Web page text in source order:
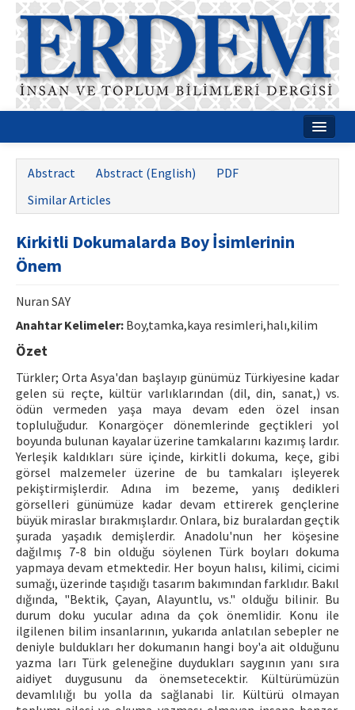
Journal Boards
Guides
Contact Us
ISSN: 1010-867X · e-ISSN: 2667-8713
Abstract Abstract (English)
PDF
Similar Articles
Kirkitli Dokumalarda Boy İsimlerinin
Önem
Nuran SAY
Anahtar Kelimeler: Boy,tamka,kaya resimleri,halı,kilim
Özet
Türkler; Orta Asya'dan başlayıp günümüz Türkiyesine kadar
gelen sü reçte, kültür varlıklarından (dil, din, sanat,) vs.
ödün vermeden yaşa maya devam eden özel insan
topluluğudur. Konargöçer dönemlerinde geçtikleri yol
boyunda bulunan kayalar üzerine tamkalarını kazımış lardır.
Yerleşik kaldıkları süre içinde, kirkitli dokuma, keçe, gibi
görsel malzemeler üzerine de bu tamkaları işleyerek
pekiştirmişlerdir. Adına im bezeme, yanış dedikleri
görselleri günümüze kadar devam ettirerek gençlerine
büyük miraslar bırakmışlardır. Onlara, biz buralardan geçtik
şurada yaşadık demişlerdir. Anadolu'nun her köşesine
dağılmış 7-8 bin olduğu söylenen Türk boyları dokuma
yapmaya devam etmektedir. Her boyun halısı, kilimi, cicimi
sumağı, üzerinde taşıdığı tasarım bakımından farklıdır. Bakıl
dığında, "Bektik, Çayan, Alayuntlu, vs." olduğu bilinir. Bu
durum doku yucular adına da çok önemlidir. Konu ile
ilgilenen bilim insanlarının, yukarıda anlatılan sebepler ne
deniyle buldukları her dokumanın hangi boy'a ait olduğunu
yazma ları Türk geleneğine duydukları saygının yanı sıra
aidiyet duygusunu da önemsetecektir. Kültürümüzün
devamlılığı bu yolla da sağlanabi lir. Kültürü olmayan